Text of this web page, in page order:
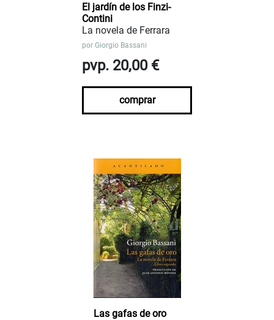
El jardín de los Finzi-
Contini
La novela de Ferrara
por Giorgio Bassani
pvp. 20,00 €
comprar
Las gafas de oro